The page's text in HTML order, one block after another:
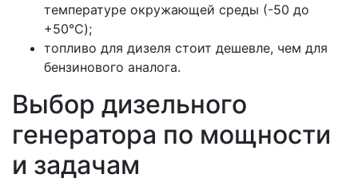
температуре окружающей среды (-50 до
+50°C);
топливо для дизеля стоит дешевле, чем для
бензинового аналога.
Выбор дизельного
генератора по мощности
и задачам